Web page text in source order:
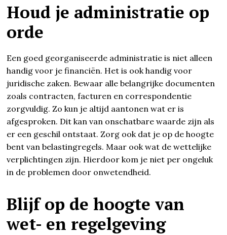
Houd je administratie op
orde
Een goed georganiseerde administratie is niet alleen
handig voor je financiën. Het is ook handig voor
juridische zaken. Bewaar alle belangrijke documenten
zoals contracten, facturen en correspondentie
zorgvuldig. Zo kun je altijd aantonen wat er is
afgesproken. Dit kan van onschatbare waarde zijn als
er een geschil ontstaat. Zorg ook dat je op de hoogte
bent van belastingregels. Maar ook wat de wettelijke
verplichtingen zijn. Hierdoor kom je niet per ongeluk
in de problemen door onwetendheid.
Blijf op de hoogte van
wet- en regelgeving